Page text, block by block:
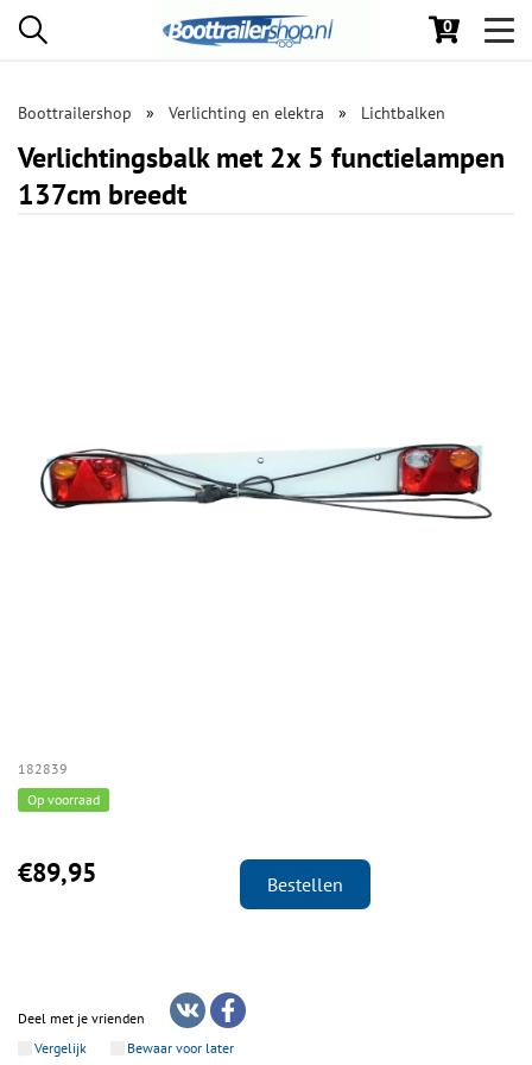
0
Boottrailershop Verlichting en elektra Lichtbalken
Verlichtingsbalk met 2x 5 functielampen
137cm breedt
182839
Op voorraad
€89,95 Bestellen
Deel met je vrienden
Vergelijk
Bewaar voor later